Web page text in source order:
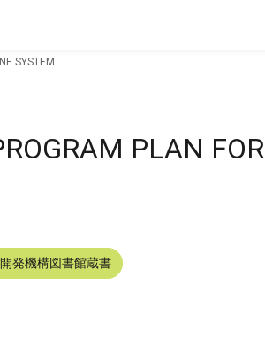
SYSTEM.
PLAN FOR
発機構図書館蔵書